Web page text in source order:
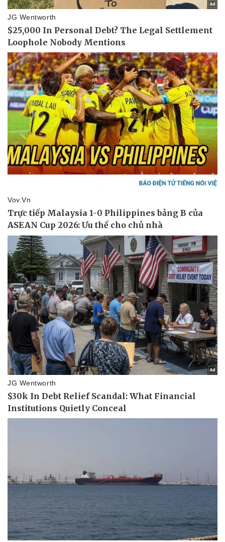
Pháp luật
Vụ án
Tin nóng
Tư vấn luật
Quân sự - Quốc phòng
Việt Nam
Phân tích